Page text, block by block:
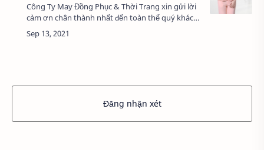
Công Ty May Đồng Phục & Thời Trang xin gửi lời
cảm ơn chân thành nhất đến toàn thể quý khách
đã ủng hộ cho công ty trong suốt thời gian
qua. Chúng tôi sẽ nỗ lực hết sức mì…
Đăng nhận xét